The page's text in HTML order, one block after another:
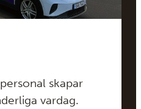
skapar
vardag.